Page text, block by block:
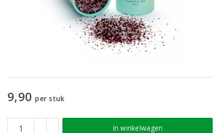
9,90 per stuk
In winkelwagen